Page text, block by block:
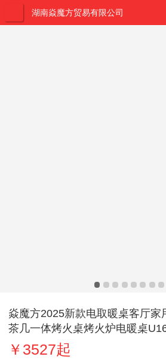
湖南焱魔方贸易有限公司
焱魔方2025新款电取暖桌客厅家
茶几一体烤火桌烤火炉电暖桌
￥3527起